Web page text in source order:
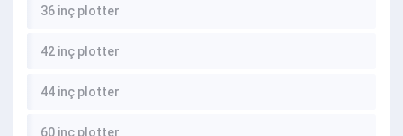
36 inç plotter
42 inç plotter
44 inç plotter
60 inç plotter